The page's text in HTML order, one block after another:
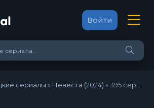
Войти
сериалы » Невеста (2024) »395 серия